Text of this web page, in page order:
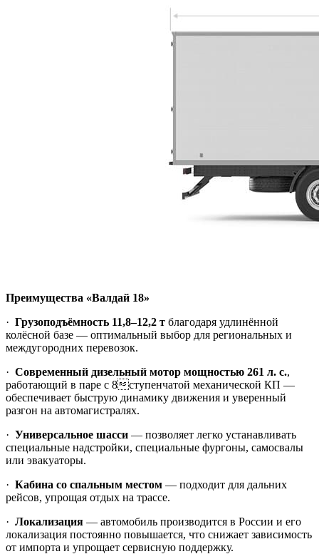
Преимущества «Валдай 18»
· Грузоподъёмность 11,8–12,2 т благодаря удлинённой
колёсной базе — оптимальный выбор для региональных и
междугородних перевозок.
· Современный дизельный мотор мощностью 261 л. с.,
работающий в паре с 8ступенчатой механической КП —
обеспечивает быструю динамику движения и уверенный
разгон на автомагистралях.
· Универсальное шасси — позволяет легко устанавливать
специальные надстройки, специальные фургоны, самосвалы
или эвакуаторы.
· Кабина со спальным местом — подходит для дальних
рейсов, упрощая отдых на трассе.
· Локализация — автомобиль производится в России и его
локализация постоянно повышается, что снижает зависимость
от импорта и упрощает сервисную поддержку.